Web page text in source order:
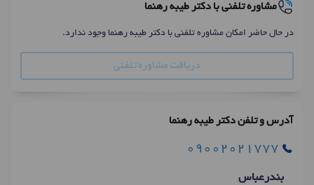
مشاوره تلفنی با دکتر طیبه رهنما
در حال حاضر امکان مشاوره تلفنی با دکتر طیبه رهنما وجود ندارد.
دریافت مشاوره تلفنی
آدرس و تلفن دکتر طیبه رهنما
09002021777
بندرعباس